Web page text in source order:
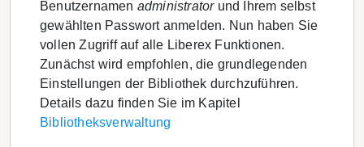
Benutzernamen administratorund Ihrem selbst
gewählten Passwort anmelden. Nun haben Sie
vollen Zugriff auf alle Liberex Funktionen.
Zunächst wird empfohlen, die grundlegenden
Einstellungen der Bibliothek durchzuführen.
Details dazu finden Sie im Kapitel
Bibliotheksverwaltung